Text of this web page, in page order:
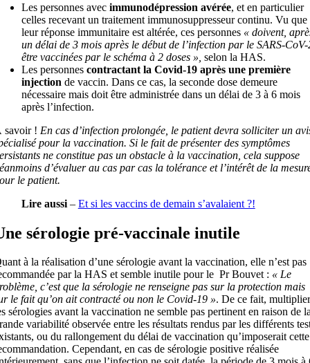
Les personnes avec immunodépression avérée, et en particulier
celles recevant un traitement immunosuppresseur continu. Vu que
leur réponse immunitaire est altérée, ces personnes « doivent,
un délai de 3 mois après le début de l’infection par le SARS-CoV-
être vaccinées par le schéma à 2 doses », selon la HAS.
Les personnes contractant la Covid-19 après une première
injection de vaccin. Dans ce cas, la seconde dose demeure
nécessaire mais doit être administrée dans un délai de 3 à 6 mois
après l’infection.
savoir ! En cas d’infection prolongée, le patient devra solliciter un
pour la vaccination. Si le fait de présenter des symptômes
ne constitue pas un obstacle à la vaccination, cela suppose
d’évaluer au cas par cas la tolérance et l’intérêt de la
le patient.
Lire aussi– Et si les vaccins de demain s’avalaient ?!
sérologie pré-vaccinale inutile
à la réalisation d’une sérologie avant la vaccination, elle n’est pas
par la HAS et semble inutile pour le Pr Bouvet : « Le
c’est que la sérologie ne renseigne pas sur la protection mais
le fait qu’on ait contracté ou non le Covid-19 ». De ce fait, multiplier
sérologies avant la vaccination ne semble pas pertinent en raison de
variabilité observée entre les résultats rendus par les différents
ou du rallongement du délai de vaccination qu’imposerait cette
Cependant, en cas de sérologie positive réalisée